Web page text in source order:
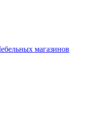
магазинов